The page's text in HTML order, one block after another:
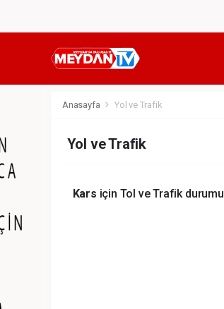
Anasayfa Yol ve Trafik
Yol ve Trafik
Kars için Tol ve Trafik durumu